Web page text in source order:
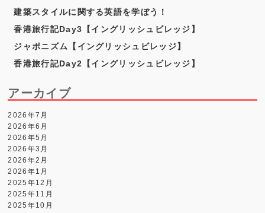
建築スタイルに関する英語を学ぼう！
香港旅行記Day3【イングリッシュビレッジ】
ジャポニズム【イングリッシュビレッジ】
香港旅行記Day2【イングリッシュビレッジ】
アーカイブ
2026年7月
2026年6月
2026年5月
2026年3月
2026年2月
2026年1月
2025年12月
2025年11月
2025年10月